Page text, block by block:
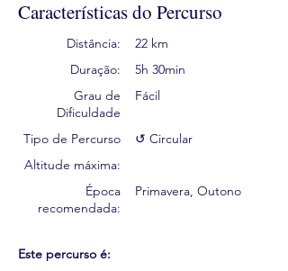
Características do Percurso
Distância:
Duração:
Grau de
Dificuldade
Tipo de Percurso
Altitude máxima:
Época
recomendada:
22 km
5h 30min
Fácil
↺ Circular
Primavera, Outono
Este percurso é: